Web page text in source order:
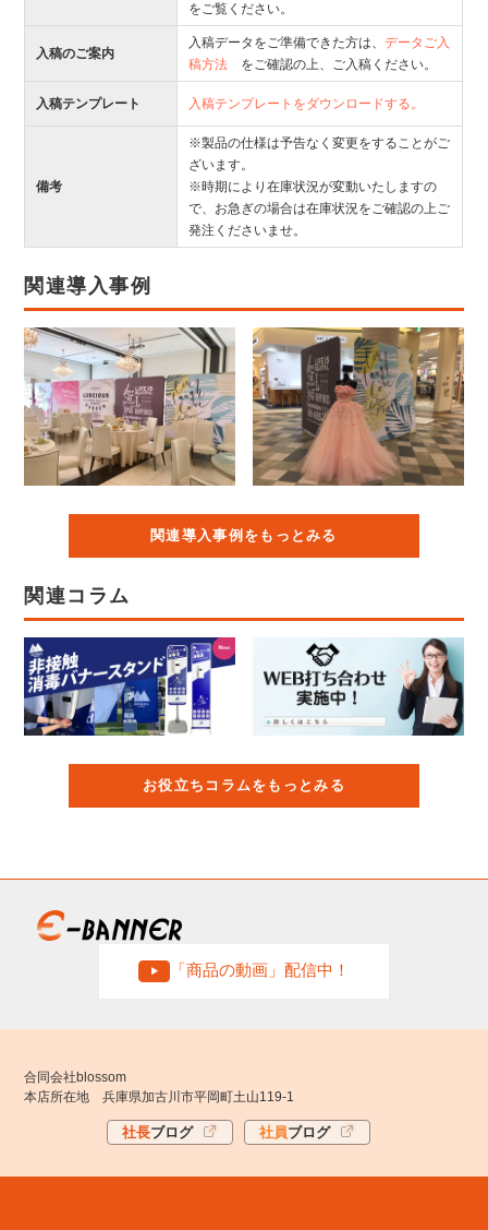
をご覧ください。
入稿のご案内
入稿データをご準備できた方は、データご入
稿方法 をご確認の上、ご入稿ください。
入稿テンプレート 入稿テンプレートをダウンロードする。
備考
※製品の仕様は予告なく変更をすることがご
ざいます。
※時期により在庫状況が変動いたしますの
で、お急ぎの場合は在庫状況をご確認の上ご
発注くださいませ。
関連導入事例
関連導入事例をもっとみる
関連コラム
お役立ちコラムをもっとみる
「商品の動画」配信中！
合同会社blossom
本店所在地 兵庫県加古川市平岡町土山119-1
社長ブログ 社員ブログ